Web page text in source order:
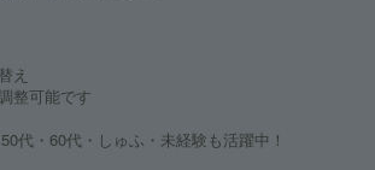
え
整可能です
代・60代・しゅふ・未経験も活躍中！